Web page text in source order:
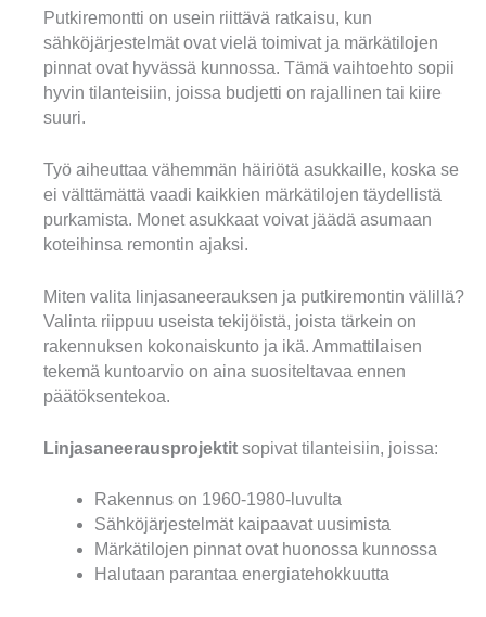
Putkiremontti on usein riittävä ratkaisu, kun
sähköjärjestelmät ovat vielä toimivat ja märkätilojen
pinnat ovat hyvässä kunnossa. Tämä vaihtoehto sopii
hyvin tilanteisiin, joissa budjetti on rajallinen tai kiire
suuri.
Työ aiheuttaa vähemmän häiriötä asukkaille, koska se
ei välttämättä vaadi kaikkien märkätilojen täydellistä
purkamista. Monet asukkaat voivat jäädä asumaan
koteihinsa remontin ajaksi.
Miten valita linjasaneerauksen ja putkiremontin välillä?
Valinta riippuu useista tekijöistä, joista tärkein on
rakennuksen kokonaiskunto ja ikä. Ammattilaisen
tekemä kuntoarvio on aina suositeltavaa ennen
päätöksentekoa.
Linjasaneerausprojektit sopivat tilanteisiin, joissa:
Rakennus on 1960-1980-luvulta
Sähköjärjestelmät kaipaavat uusimista
Märkätilojen pinnat ovat huonossa kunnossa
Halutaan parantaa energiatehokkuutta